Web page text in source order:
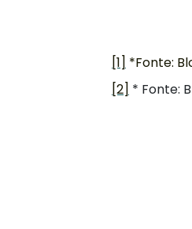
[1] *Fonte:
[2] * Fonte: